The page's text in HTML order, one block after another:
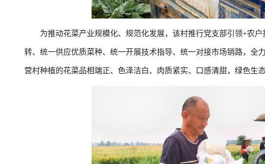
为推动花菜产业规模化、规范化发展，该村推行党支部引领+农户
转、统一供应优质菜种、统一开展技术指导、统一对接市场销路，全
营村种植的花菜品相端正、色泽洁白、肉质紧实、口感清甜，绿色生